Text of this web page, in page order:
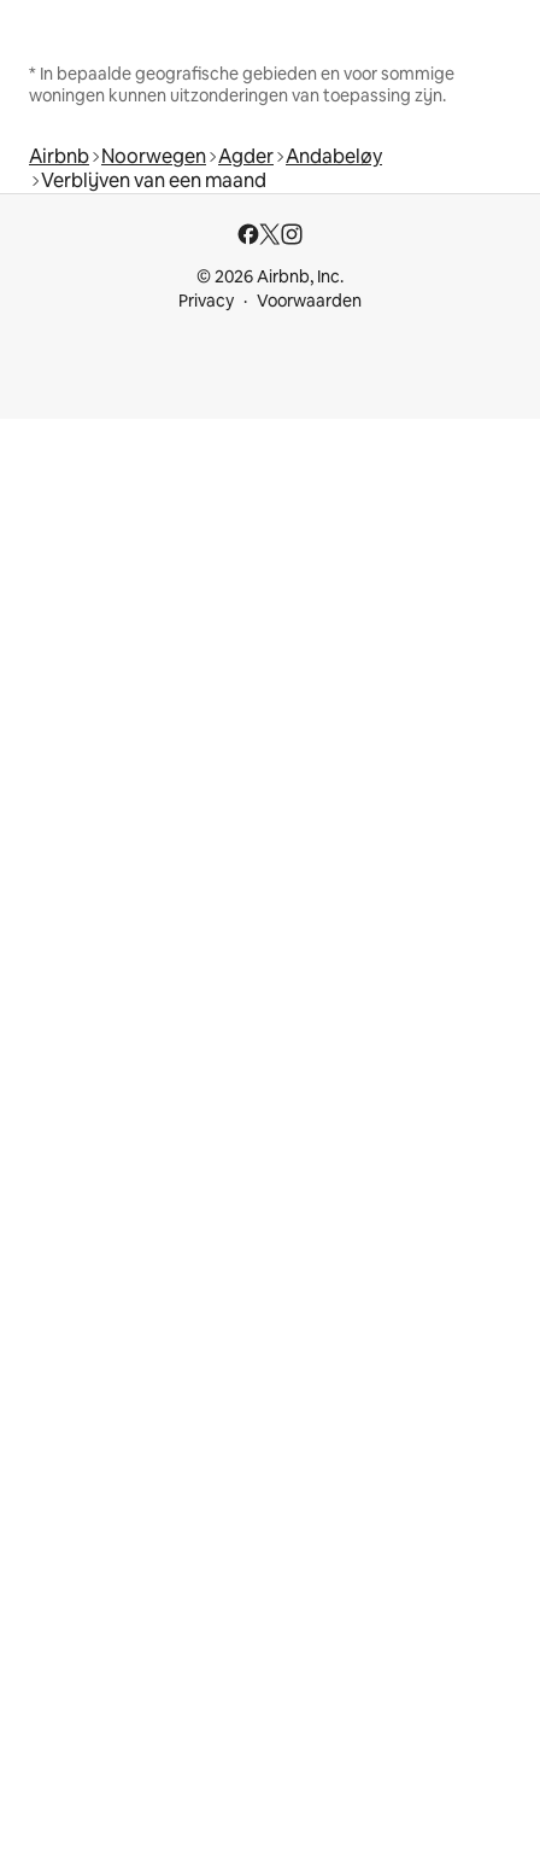
* In bepaalde geografische gebieden en voor sommige
woningen kunnen uitzonderingen van toepassing zijn.
Airbnb Noorwegen Agder Andabeløy
Verblijven van een maand
© 2026 Airbnb, Inc.
Privacy
Voorwaarden